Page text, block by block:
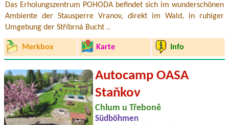
Das Erholungszentrum POHODA befindet sich im wunderschönen
Ambiente der Stausperre Vranov, direkt im Wald, in ruhiger
Umgebung der Stříbrná Bucht ..
Merkbox Karte Info
Autocamp OASA
Staňkov
Chlum u Třeboně
Südböhmen